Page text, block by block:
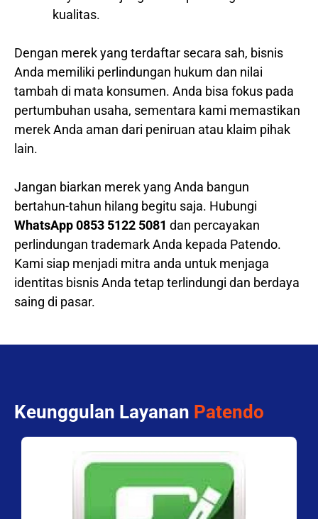
kualitas.
Dengan merek yang terdaftar secara sah, bisnis
Anda memiliki perlindungan hukum dan nilai
tambah di mata konsumen. Anda bisa fokus pada
pertumbuhan usaha, sementara kami memastikan
merek Anda aman dari peniruan atau klaim pihak
lain.
Jangan biarkan merek yang Anda bangun
bertahun-tahun hilang begitu saja. Hubungi
WhatsApp 0853 5122 5081 dan percayakan
perlindungan trademark Anda kepada Patendo.
Kami siap menjadi mitra anda untuk menjaga
identitas bisnis Anda tetap terlindungi dan berdaya
saing di pasar.
Keunggulan Layanan Patendo